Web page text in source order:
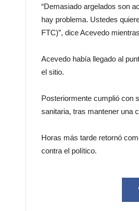
“Demasiado argelados son
hay problema. Ustedes
FTC)”, dice Acevedo
Acevedo había llegado al
el sitio.
Posteriormente cumplió con
sanitaria, tras mantener una
Horas más tarde retornó
contra el político.